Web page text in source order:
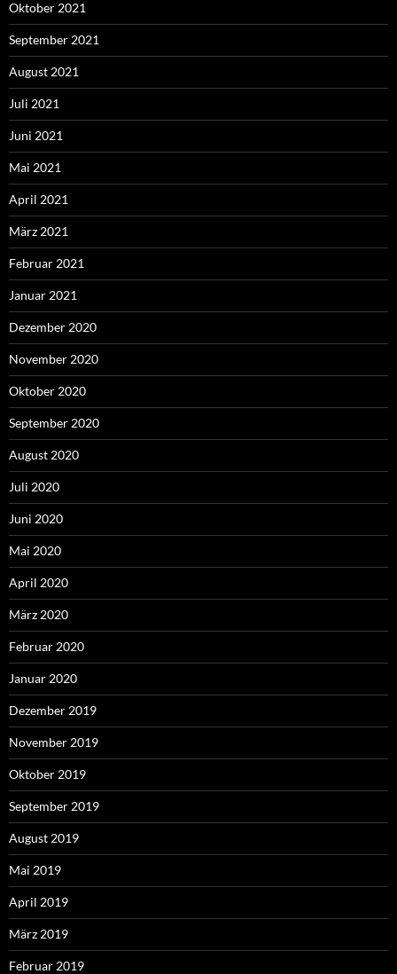
Oktober 2021
September 2021
August 2021
Juli 2021
Juni 2021
Mai 2021
April 2021
März 2021
Februar 2021
Januar 2021
Dezember 2020
November 2020
Oktober 2020
September 2020
August 2020
Juli 2020
Juni 2020
Mai 2020
April 2020
März 2020
Februar 2020
Januar 2020
Dezember 2019
November 2019
Oktober 2019
September 2019
August 2019
Mai 2019
April 2019
März 2019
Februar 2019